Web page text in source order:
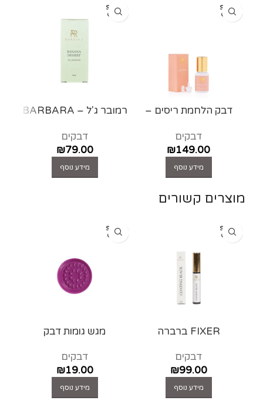
SOLD
OUT
דבק הלחמת ריסים –
lashes extensions
דבקים
₪149.00
מידע נוסף
SOLD
OUT
רמובר ג'ל – BARBARA
דבקים
₪79.00
מידע נוסף
מוצרים קשורים
SOLD
OUT
FIXER ברברה
דבקים
₪99.00
מידע נוסף
SOLD
OUT
מגש גומות דבק
דבקים
₪19.00
מידע נוסף